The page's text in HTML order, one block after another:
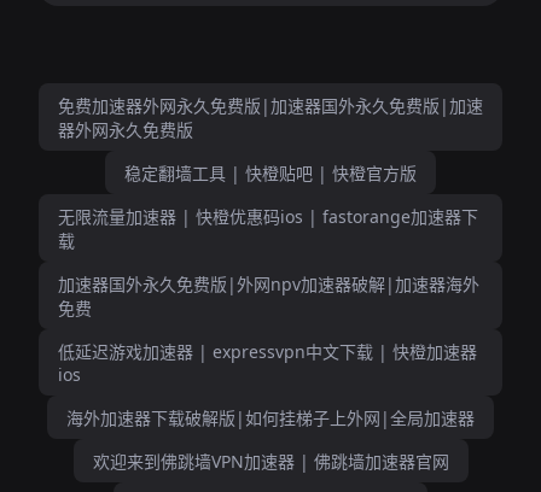
免费加速器外网永久免费版|加速器国外永久免费版|加速
器外网永久免费版
稳定翻墙工具 | 快橙贴吧 | 快橙官方版
无限流量加速器 | 快橙优惠码ios | fastorange加速器下
载
加速器国外永久免费版|外网npv加速器破解|加速器海外
免费
低延迟游戏加速器 | expressvpn中文下载 | 快橙加速器
ios
海外加速器下载破解版|如何挂梯子上外网|全局加速器
欢迎来到佛跳墙VPN加速器 | 佛跳墙加速器官网